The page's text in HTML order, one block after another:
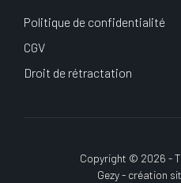
Politique de confidentialité
CGV
Droit de rétractation
Copyright © 2026 -
Gezy - création